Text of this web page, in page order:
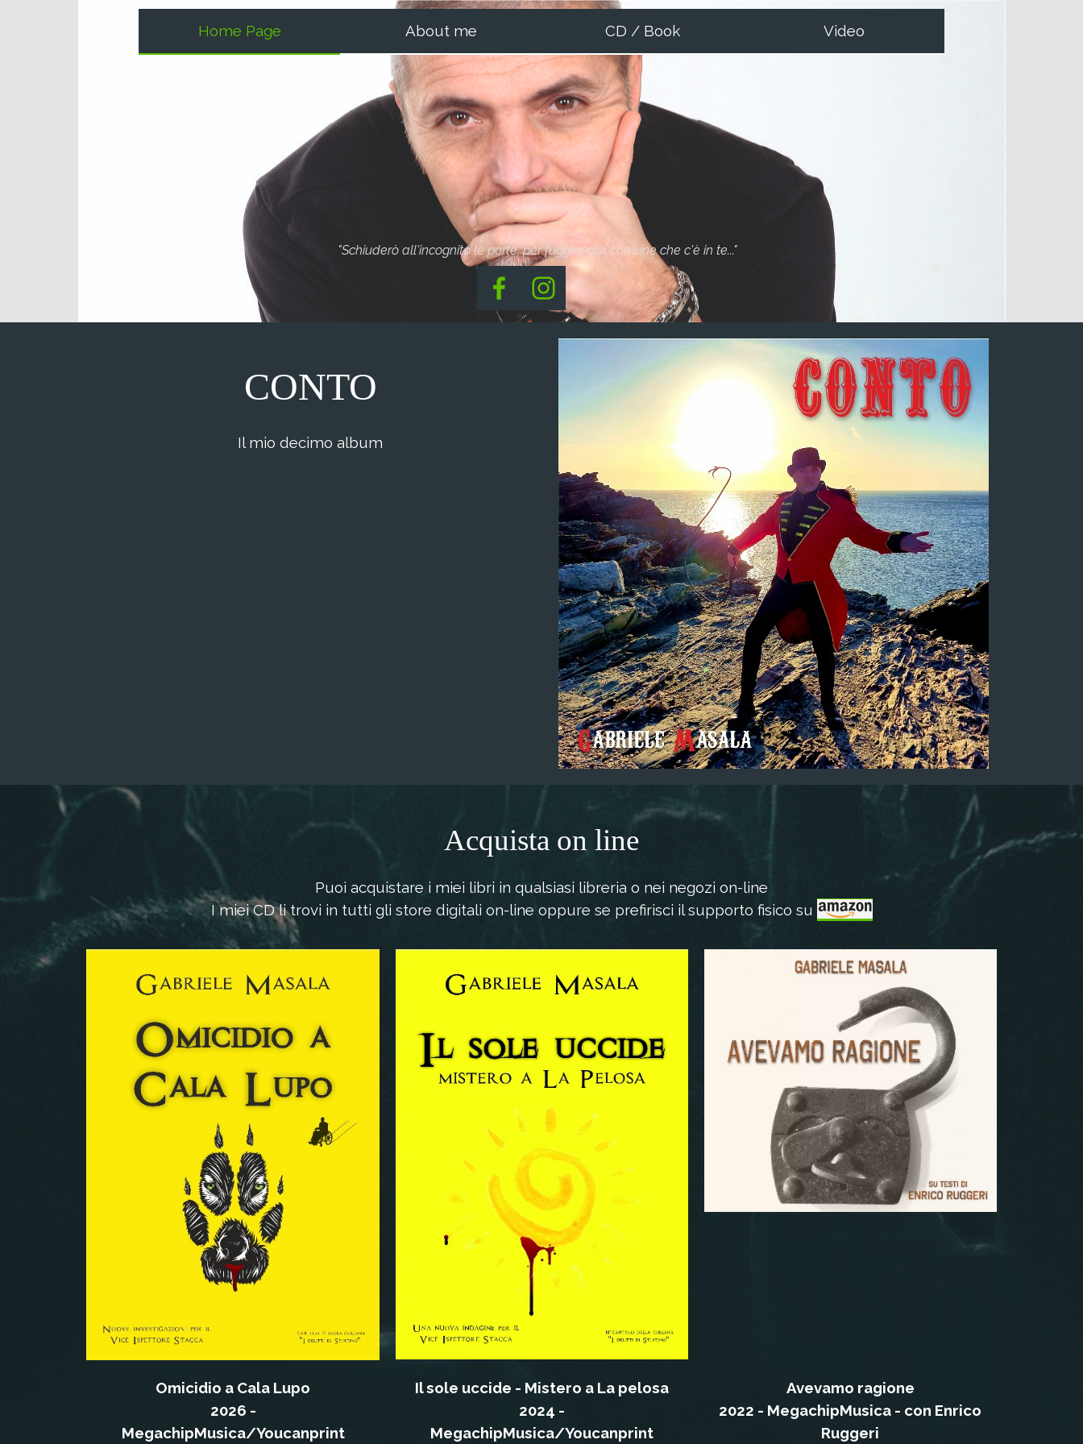
Home Page About me CD / Book Video
"Schiuderò all'incognito le porte,per fuggire dal comune che c'è in te..."
CONTO
Il mio decimo album
Acquista on line
Puoi acquistare i miei libri in qualsiasi libreria o nei negozi on-line
I miei CD li trovi in tutti gli store digitali on-line oppure se prefirisci il supporto fisico su
Il sole uccide - Mistero a La pelosa
2024 -
MegachipMusica/Youcanprint
Omicidio a Cala Lupo
2026 -
MegachipMusica/Youcanprint
Avevamo ragione
2022 - MegachipMusica - con Enrico
Ruggeri